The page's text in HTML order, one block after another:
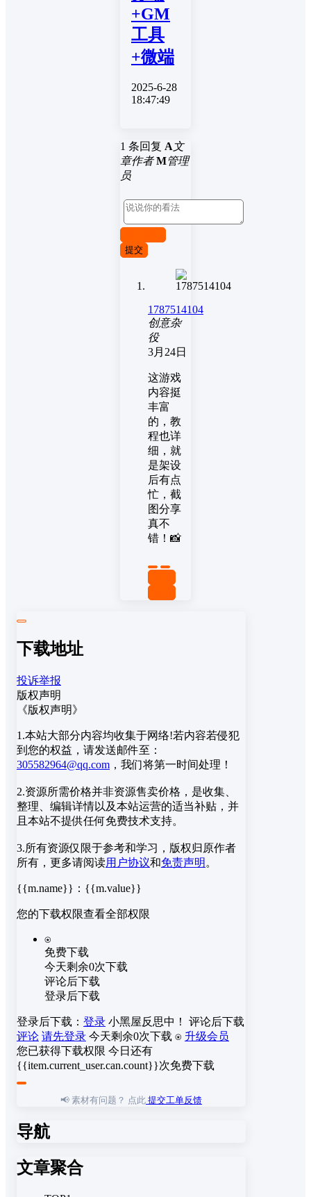
+GM
工具
+微端
2025-6-28
18:47:49
1 条回复 A文
章作者 M管理
员
提交
1787514104
创意杂
役
3月24日
这游戏
内容挺
丰富
的，教
程也详
细，就
是架设
后有点
忙，截
图分享
真不
错！📸
下载地址
投诉举报
版权声明
《版权声明》
1.本站大部分内容均收集于网络!若内容若侵犯
到您的权益，请发送邮件至：
305582964@qq.com ，我们将第一时间处理！
2.资源所需价格并非资源售卖价格，是收集、
整理、编辑详情以及本站运营的适当补贴，并
且本站不提供任何免费技术支持。
3.所有资源仅限于参考和学习，版权归原作者
所有，更多请阅读用户协议和免责声明 。
{{m.name}} ： {{m.value}}
您的下载权限查看全部权限
⍟
免费下载
今天剩余0次下载
评论后下载
登录后下载
登录后下载： 登录 小黑屋反思中！ 评论后下载
评论 请先登录 今天剩余0次下载 ⍟ 升级会员
您已获得下载权限 今日还有
{{item.current_user.can.count}}次免费下载
📢 素材有问题？ 点此 提交工单反馈
导航
文章聚合